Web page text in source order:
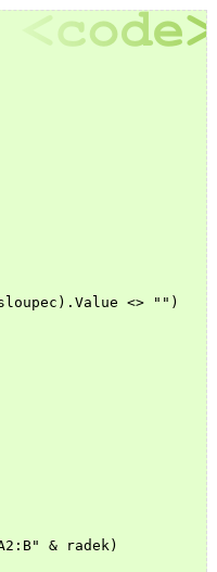
<> "")
& radek)